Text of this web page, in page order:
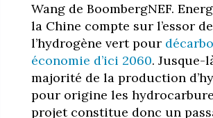
Wang de BoombergNEF.
la Chine compte sur l’essor de
l’hydrogène vert pour
économie d’ici 2060. Jusque-
majorité de la production
pour origine les
projet constitue donc un